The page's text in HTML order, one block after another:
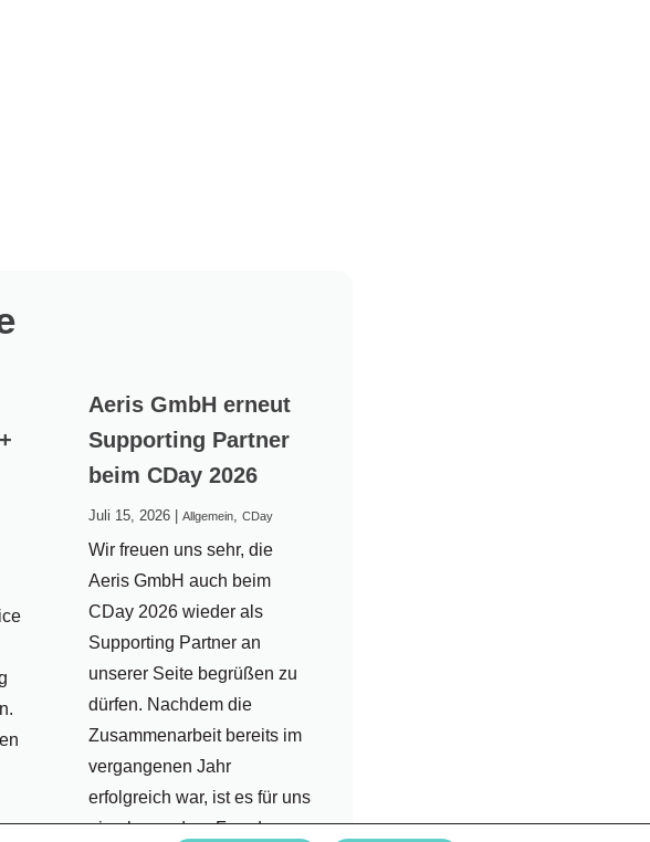
Aeris GmbH erneut
Supporting Partner
beim CDay 2026
Juli 15, 2026 |Allgemein,CDay
Wir freuen uns sehr, die
Aeris GmbH auch beim
CDay 2026 wieder als
Supporting Partner an
unserer Seite begrüßen zu
dürfen. Nachdem die
Zusammenarbeit bereits im
vergangenen Jahr
erfolgreich war, ist es für uns
eine besondere Freude,